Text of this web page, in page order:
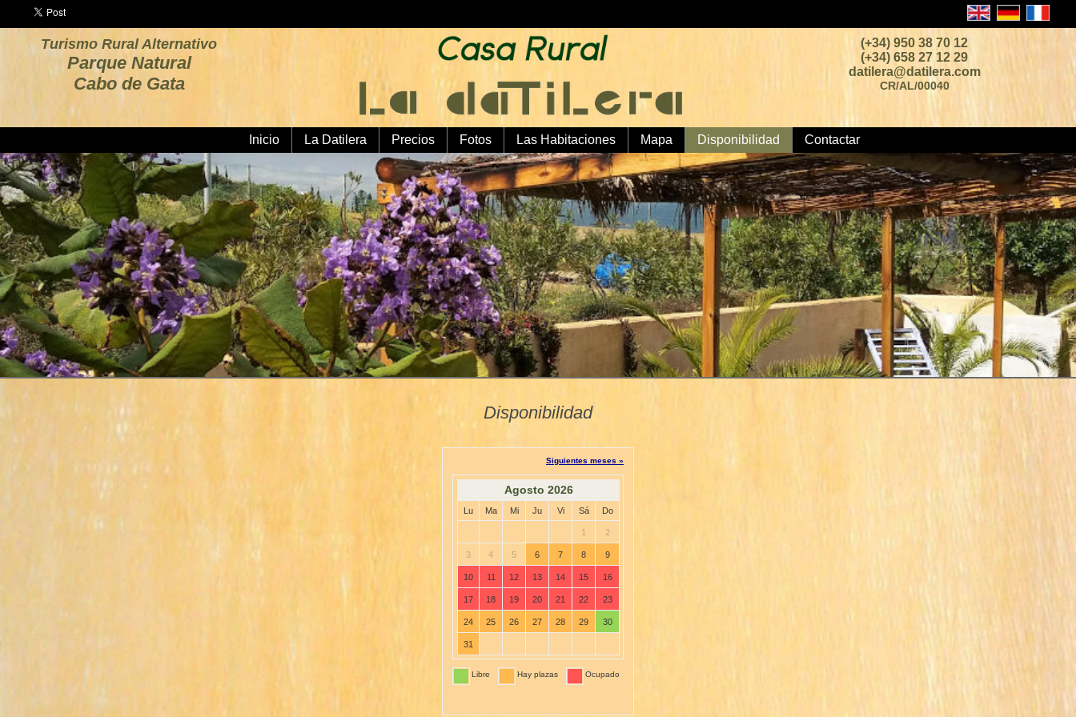
Turismo Rural Alternativo
Parque Natural
Cabo de Gata
(+34) 950 38 70 12
(+34) 658 27 12 29
datilera@datilera.com
CR/AL/00040
Inicio La Datilera Precios Fotos Las Habitaciones Mapa Disponibilidad Contactar
Disponibilidad